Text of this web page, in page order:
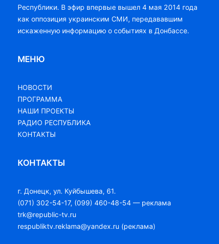
Республики. В эфир впервые вышел 4 мая 2014 года
как оппозиция украинским СМИ, передававшим
искаженную информацию о событиях в Донбассе.
МЕНЮ
НОВОСТИ
ПРОГРАММА
НАШИ ПРОЕКТЫ
РАДИО РЕСПУБЛИКА
КОНТАКТЫ
КОНТАКТЫ
г. Донецк, ул. Куйбышева, 61.
(071) 302-54-17, (099) 460-48-54 — реклама
trk@republic-tv.ru
respubliktv.reklama@yandex.ru (реклама)